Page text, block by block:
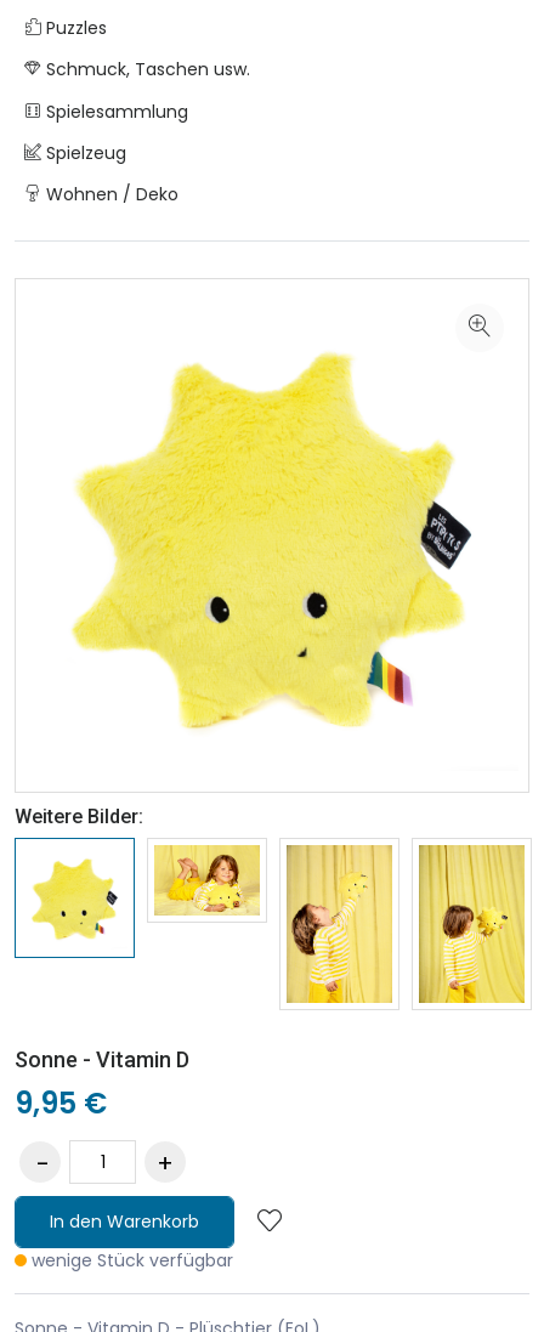
Puzzles
Schmuck, Taschen usw.
Spielesammlung
Spielzeug
Wohnen / Deko
Weitere Bilder:
Sonne - Vitamin D
9,95 €
In den Warenkorb
wenige Stück verfügbar